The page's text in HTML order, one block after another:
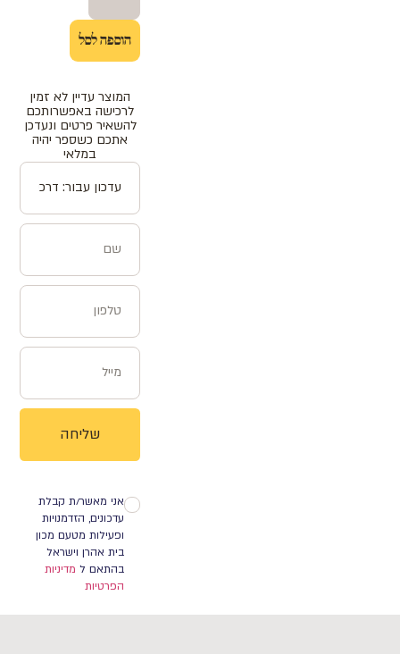
הוספה לסל
המוצר עדיין לא זמין
לרכישה באפשרותכם
להשאיר פרטים ונעדכן
אתכם כשספר יהיה
במלאי
אני מאשר/ת קבלת
עדכונים, הזדמנויות
ופעילות מטעם מכון
בית אהרן וישראל
בהתאם ל מדיניות
הפרטיות
שליחה